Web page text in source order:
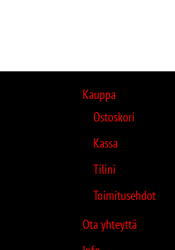
Kauppa
Ostoskori
Kassa
Tilini
Toimitusehdot
Ota yhteyttä